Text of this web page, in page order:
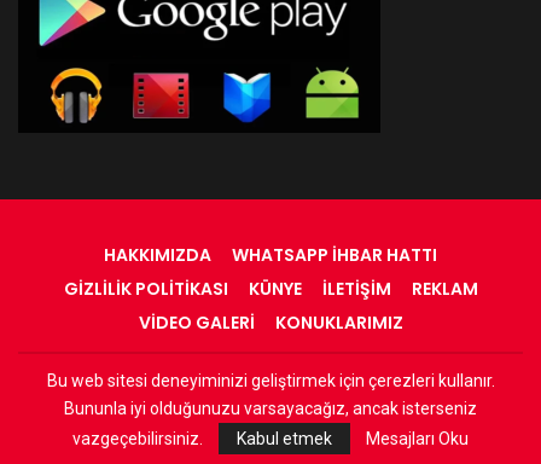
HAKKIMIZDA
WHATSAPP İHBAR HATTI
GIZLILIK POLITIKASI
KÜNYE İLETIŞIM
REKLAM
VIDEO GALERI
KONUKLARIMIZ
© 2022 - RadyOrinal - Tüm Hakları Saklıdır
Web Tasarım:Adnan
Bu web sitesi deneyiminizi geliştirmek için çerezleri kullanır.
Bununla iyi olduğunuzu varsayacağız, ancak isterseniz
vazgeçebilirsiniz.
Kabul etmek Mesajları Oku